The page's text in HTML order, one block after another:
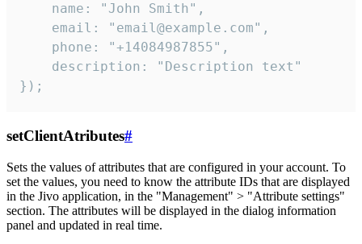
    name: "John Smith",
    email: "email@example.com",
    phone: "+14084987855",
    description: "Description text"
});
setClientAtributes#
Sets the values ​​of attributes that are configured in your account. To
set the values, you need to know the attribute IDs that are displayed
in the Jivo application, in the "Management" > "Attribute settings"
section. The attributes will be displayed in the dialog information
panel and updated in real time.